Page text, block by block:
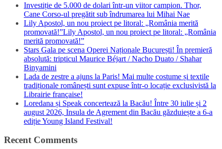
Investiție de 5.000 de dolari într-un viitor campion. Thor,
Cane Corso-ul pregătit sub îndrumarea lui Mihai Nae
Lily Apostol, un nou proiect pe litoral: „România merită
promovată!”Lily Apostol, un nou proiect pe litoral: „România
merită promovată!”
Stars Gala pe scena Operei Naționale București! În premieră
absolută: tripticul Maurice Béjart / Nacho Duato / Shahar
Binyamini
Lada de zestre a ajuns la Paris! Mai multe costume și textile
tradiționale românești sunt expuse într-o locație exclusivistă la
Librairie française!
Loredana și Speak concertează la Bacău! Între 30 iulie și 2
august 2026, Insula de Agrement din Bacău găzduiește a 6-a
ediție Young Island Festival!
Recent Comments